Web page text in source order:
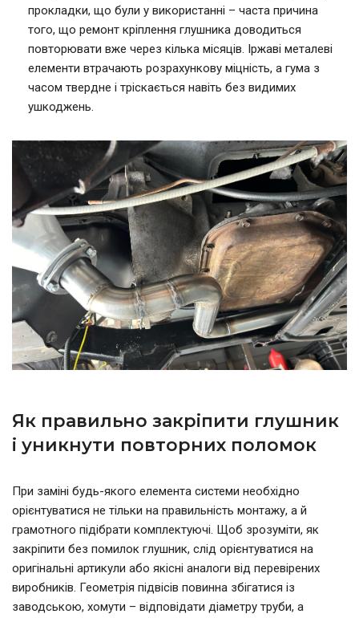
прокладки, що були у використанні – часта причина
того, що ремонт кріплення глушника доводиться
повторювати вже через кілька місяців. Іржаві металеві
елементи втрачають розрахункову міцність, а гума з
часом твердне і тріскається навіть без видимих
ушкоджень.
Як правильно закріпити глушник
і уникнути повторних поломок
При заміні будь-якого елемента системи необхідно
орієнтуватися не тільки на правильність монтажу, а й
грамотного підібрати комплектуючі. Щоб зрозуміти, як
закріпити без помилок глушник, слід орієнтуватися на
оригінальні артикули або якісні аналоги від перевірених
виробників. Геометрія підвісів повинна збігатися із
заводською, хомути – відповідати діаметру труби, а